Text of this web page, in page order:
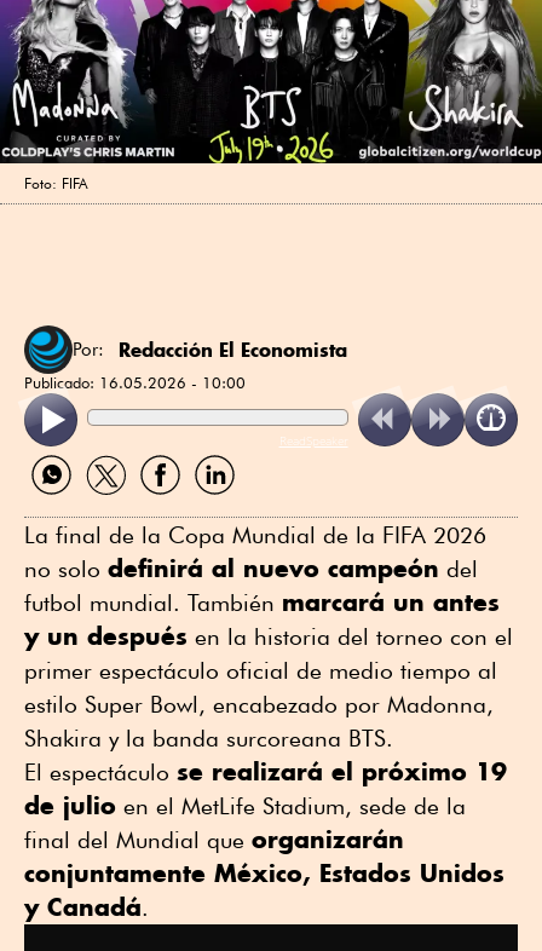
Foto: FIFA
Por: Redacción El Economista
Publicado: 16.05.2026 - 10:00
ReadSpeaker
Compartir
por
Compartir
por
Compartir
por
Compartir
por
La final de la Copa Mundial de la FIFA 2026
no solo definirá al nuevo campeón del
futbol mundial. También marcará un antes
y un después en la historia del torneo con el
primer espectáculo oficial de medio tiempo al
estilo Super Bowl, encabezado por Madonna,
Shakira y la banda surcoreana BTS.
El espectáculo se realizará el próximo 19
de julio en el MetLife Stadium, sede de la
final del Mundial que organizarán
conjuntamente México, Estados Unidos
y Canadá.